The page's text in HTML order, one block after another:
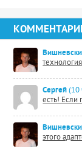
Сергей (10
есть! Если
этого